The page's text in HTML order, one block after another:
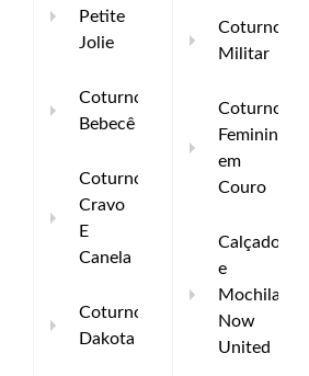
Petite
Jolie
Coturno
Bebecê
Coturno
Cravo
E
Canela
Coturno
Dakota
Coturno
Militar
Coturno
Feminino
em
Couro
Calçados
e
Mochilas
Now
United